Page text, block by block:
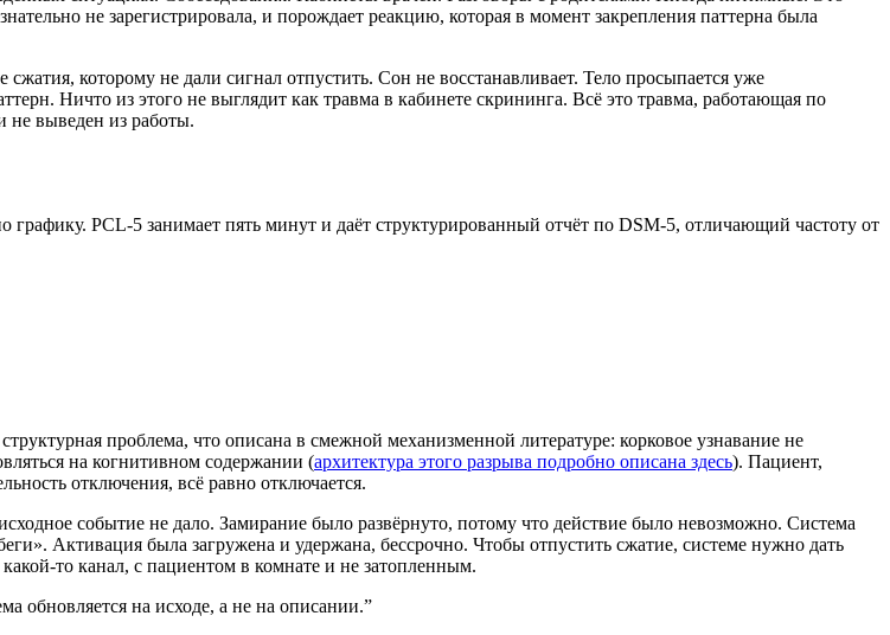
не зарегистрировала, и порождает реакцию, которая в момент закрепления паттерна была
которому не дали сигнал отпустить. Сон не восстанавливает. Тело просыпается уже
Ничто из этого не выглядит как травма в кабинете скрининга. Всё это травма, работающая по
не выведен из работы.
PCL-5 занимает пять минут и даёт структурированный отчёт по DSM-5, отличающий частоту от
проблема, что описана в смежной механизменной литературе: корковое узнавание не
на когнитивном содержании (архитектура этого разрыва подробно описана здесь). Пациент,
отключения, всё равно отключается.
событие не дало. Замирание было развёрнуто, потому что действие было невозможно. Система
Активация была загружена и удержана, бессрочно. Чтобы отпустить сжатие, системе нужно дать
то канал, с пациентом в комнате и не затопленным.
обновляется на исходе, а не на описании.”